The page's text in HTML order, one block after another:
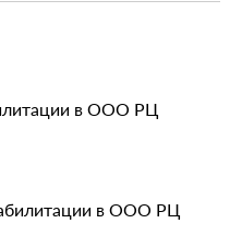
в ООО РЦ
в ООО РЦ